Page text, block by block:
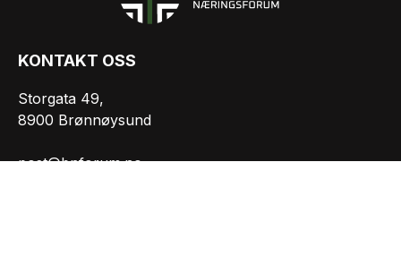
KONTAKT OSS
Storgata 49,
8900 Brønnøysund
post@bnforum.no